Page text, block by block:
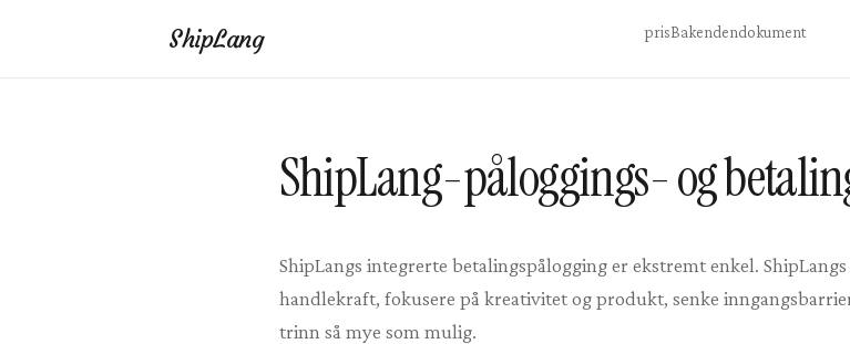
ShipLang prisBakendendokument
ShipLang-påloggings- og
ShipLangs integrerte betalingspålogging er ekstremt enkel.
handlekraft, fokusere på kreativitet og produkt, senke
trinn så mye som mulig.